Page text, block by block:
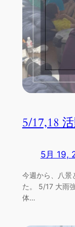
5/17,18
5月 19,
今週から、八景
た。 5/17 大雨
体…